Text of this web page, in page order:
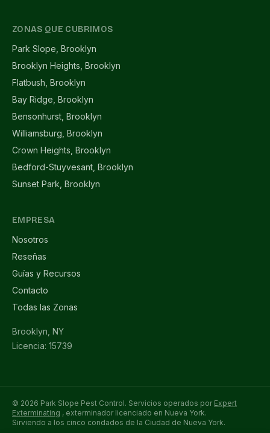
ZONAS QUE CUBRIMOS
Park Slope, Brooklyn
Brooklyn Heights, Brooklyn
Flatbush, Brooklyn
Bay Ridge, Brooklyn
Bensonhurst, Brooklyn
Williamsburg, Brooklyn
Crown Heights, Brooklyn
Bedford-Stuyvesant, Brooklyn
Sunset Park, Brooklyn
EMPRESA
Nosotros
Reseñas
Guías y Recursos
Contacto
Todas las Zonas
Brooklyn, NY
Licencia: 15739
© 2026 Park Slope Pest Control. Servicios operados por Expert
Exterminating , exterminador licenciado en Nueva York.
Sirviendo a los cinco condados de la Ciudad de Nueva York.